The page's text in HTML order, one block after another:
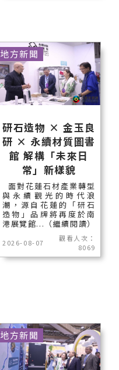
研石造物 × 金玉良
研 × 永續材質圖書
館 解構「未來日
常」新樣貌
面對花蓮石材產業轉型
與永續觀光的時代浪
潮，源自花蓮的「研石
造物」品牌將再度於南
港展覽館...（繼續閱讀）
2026-08-07
觀看人次：
8069
地方新聞
地方新聞